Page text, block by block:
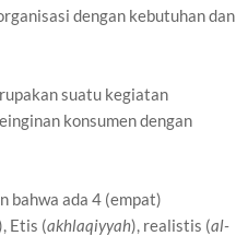
dengan kebutuhan dan
suatu kegiatan
konsumen dengan
bahwa ada 4 (empat)
Etis (akhlaqiyyah), realistis (al-